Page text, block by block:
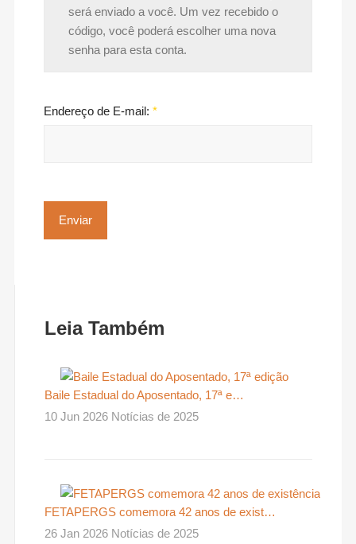
será enviado a você. Um vez recebido o
código, você poderá escolher uma nova
senha para esta conta.
Endereço de E-mail: *
Enviar
Leia Também
Baile Estadual do Aposentado, 17ª e…
10 Jun 2026 Notícias de 2025
FETAPERGS comemora 42 anos de exist…
26 Jan 2026 Notícias de 2025